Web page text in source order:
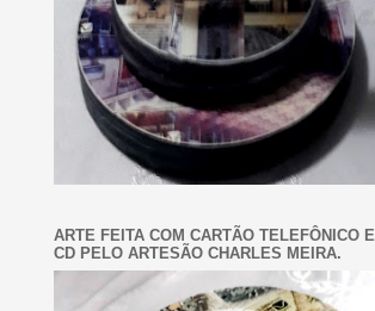
ARTE FEITA COM CARTÃO TELEFÔNICO E
CD PELO ARTESÃO CHARLES MEIRA.